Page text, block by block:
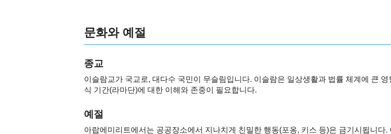
문화와 예절
종교
이슬람교가 국교로, 대다수 국민이 무슬림입니다. 이슬람은 일상생활과 법률 체계에 큰
식 기간(라마단)에 대한 이해와 존중이 필요합니다.
예절
아랍에미리트에서는 공공장소에서 지나치게 친밀한 행동(포옹, 키스 등)은 금기시됩니다